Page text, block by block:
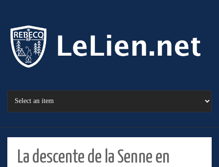
La descente de la Senne en